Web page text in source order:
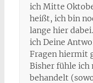
ich Mitte
heißt, ich bin
lange hier
ich Deine
Fragen hiermit
Bisher fühle ich
behandelt